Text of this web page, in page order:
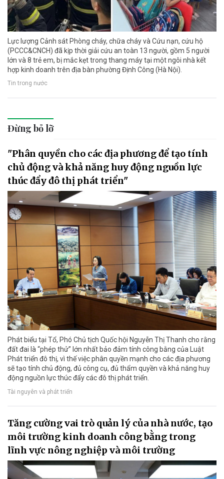
Lực lượng Cảnh sát Phòng cháy, chữa cháy và Cứu nạn, cứu hộ
(PCCC&CNCH) đã kịp thời giải cứu an toàn 13 người, gồm 5 người
lớn và 8 trẻ em, bị mắc kẹt trong thang máy tại một ngôi nhà kết
hợp kinh doanh trên địa bàn phường Định Công (Hà Nội).
Tin trong nước
Đừng bỏ lỡ
"Phân quyền cho các địa phương để tạo tính
chủ động và khả năng huy động nguồn lực
thúc đẩy đô thị phát triển"
Phát biểu tại Tổ, Phó Chủ tịch Quốc hội Nguyễn Thị Thanh cho rằng
đất đai là “phép thử” lớn nhất bảo đảm tính công bằng của Luật
Phát triển đô thị, vì thế việc phân quyền mạnh cho các địa phương
sẽ tạo tính chủ động, đủ công cụ, đủ thẩm quyền và khả năng huy
động nguồn lực thúc đẩy các đô thị phát triển.
Tài nguyên và phát triển
Tăng cường vai trò quản lý của nhà nước, tạo
môi trường kinh doanh công bằng trong
lĩnh vực nông nghiệp và môi trường